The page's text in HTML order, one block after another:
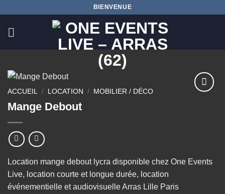
contenu
BIENVENUE
ACCUEIL / LOCATION / MOBILIER / DÉCO
Mange Debout
Location mange debout lycra disponible chez One Events
Live, location courte et longue durée, location
événementielle et audiovisuelle Arras Lille Paris